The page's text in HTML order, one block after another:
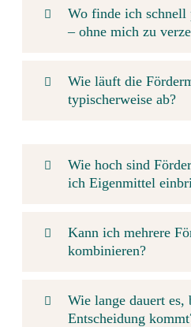
Wo finde ich schnell
– ohne mich zu
Wie läuft die
typischerweise ab?
Wie hoch sind
ich Eigenmittel
Kann ich mehrere
kombinieren?
Wie lange dauert es,
Entscheidung